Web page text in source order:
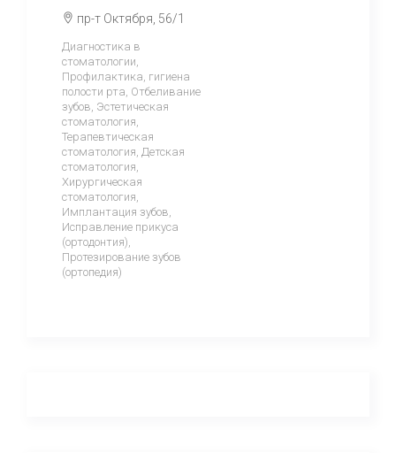
пр-т Октября, 56/1
Диагностика в
стоматологии,
Профилактика, гигиена
полости рта, Отбеливание
зубов, Эстетическая
стоматология,
Терапевтическая
стоматология, Детская
стоматология,
Хирургическая
стоматология,
Имплантация зубов,
Исправление прикуса
(ортодонтия),
Протезирование зубов
(ортопедия)